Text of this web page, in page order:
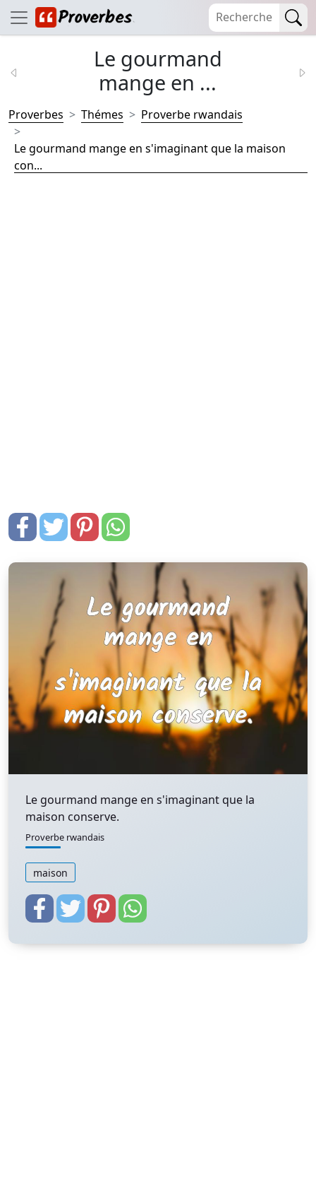
Le gourmand
mange en ...
Proverbes Thémes Proverbe rwandais
Le gourmand mange en s'imaginant que la maison
con...
Le gourmand mange en s'imaginant que la
maison conserve.
Proverbe rwandais
maison